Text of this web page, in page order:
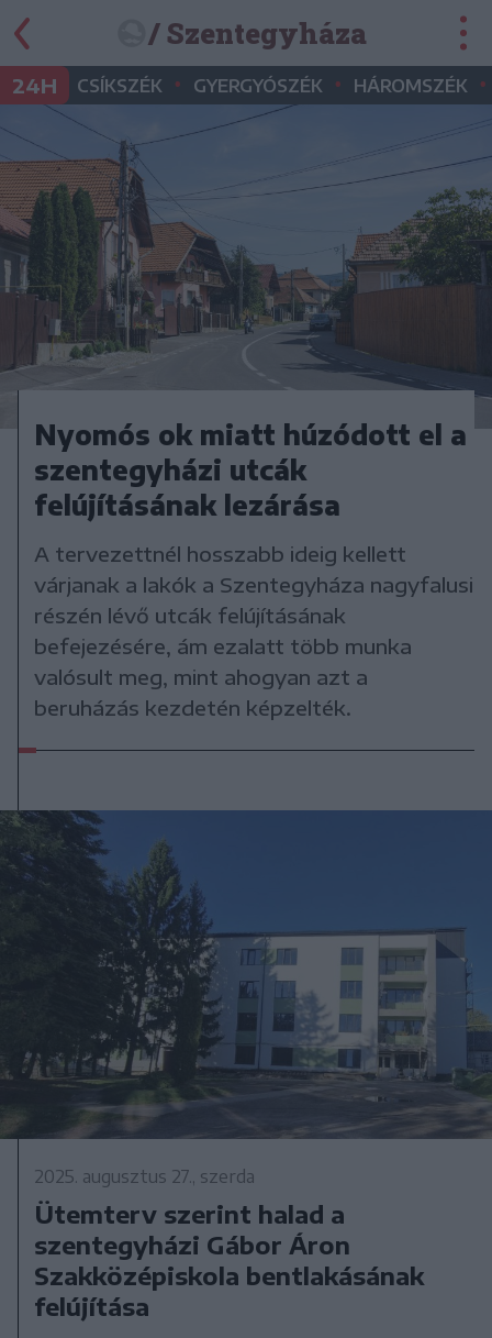
/ Szentegyháza
24H CSÍKSZÉK • GYERGYÓSZÉK • HÁROMSZÉK •
Nyomós ok miatt húzódott el a
szentegyházi utcák
felújításának lezárása
A tervezettnél hosszabb ideig kellett
várjanak a lakók a Szentegyháza nagyfalusi
részén lévő utcák felújításának
befejezésére, ám ezalatt több munka
valósult meg, mint ahogyan azt a
beruházás kezdetén képzelték.
2025. augusztus 27., szerda
Ütemterv szerint halad a
szentegyházi Gábor Áron
Szakközépiskola bentlakásának
felújítása